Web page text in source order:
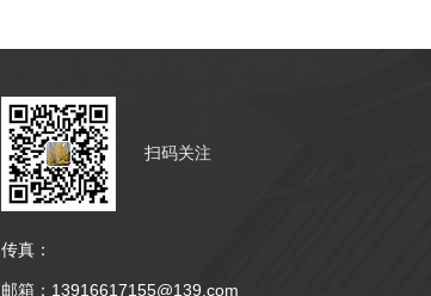
扫码关注
传真：
邮箱：13916617155@139.com